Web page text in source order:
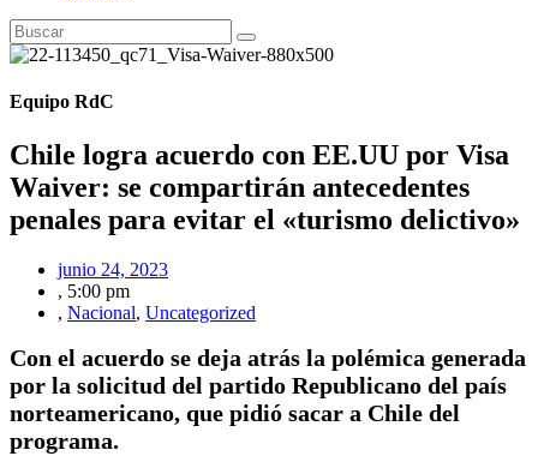
Equipo RdC
Chile logra acuerdo con EE.UU por Visa
Waiver: se compartirán antecedentes
penales para evitar el «turismo delictivo»
junio 24, 2023
, 5:00 pm
, Nacional, Uncategorized
Con el acuerdo se deja atrás la polémica generada
por la solicitud del partido Republicano del país
norteamericano, que pidió sacar a Chile del
programa.